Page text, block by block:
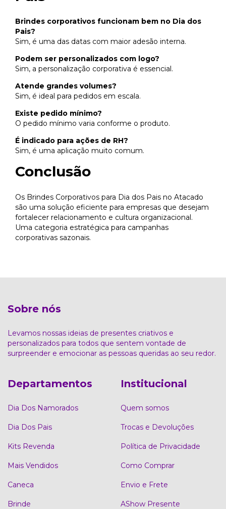
Brindes corporativos funcionam bem no Dia dos
Pais?
Sim, é uma das datas com maior adesão interna.
Podem ser personalizados com logo?
Sim, a personalização corporativa é essencial.
Atende grandes volumes?
Sim, é ideal para pedidos em escala.
Existe pedido mínimo?
O pedido mínimo varia conforme o produto.
É indicado para ações de RH?
Sim, é uma aplicação muito comum.
Conclusão
Os Brindes Corporativos para Dia dos Pais no Atacado
são uma solução eficiente para empresas que desejam
fortalecer relacionamento e cultura organizacional.
Uma categoria estratégica para campanhas
corporativas sazonais.
Sobre nós
Levamos nossas ideias de presentes criativos e
personalizados para todos que sentem vontade de
surpreender e emocionar as pessoas queridas ao seu redor.
Departamentos
Dia Dos Namorados
Dia Dos Pais
Kits Revenda
Mais Vendidos
Caneca
Brinde
Institucional
Quem somos
Trocas e Devoluções
Política de Privacidade
Como Comprar
Envio e Frete
AShow Presente